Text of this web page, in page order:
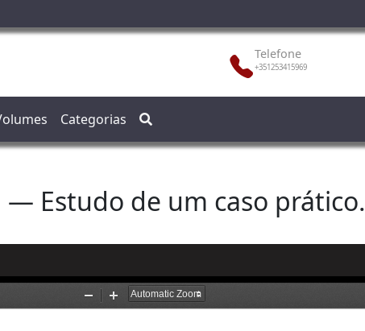
Telefone
+351253415969
Categorias
— Estudo de um caso prático.